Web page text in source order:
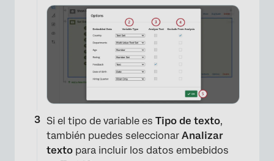
Si el tipo de variable es Tipo de texto,
también puedes seleccionar Analizar
texto para incluir los datos embebidos